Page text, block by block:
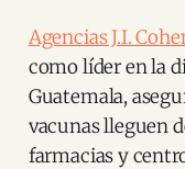
Agencias J.I.
como líder en la
Guatemala,
vacunas lleguen
farmacias y